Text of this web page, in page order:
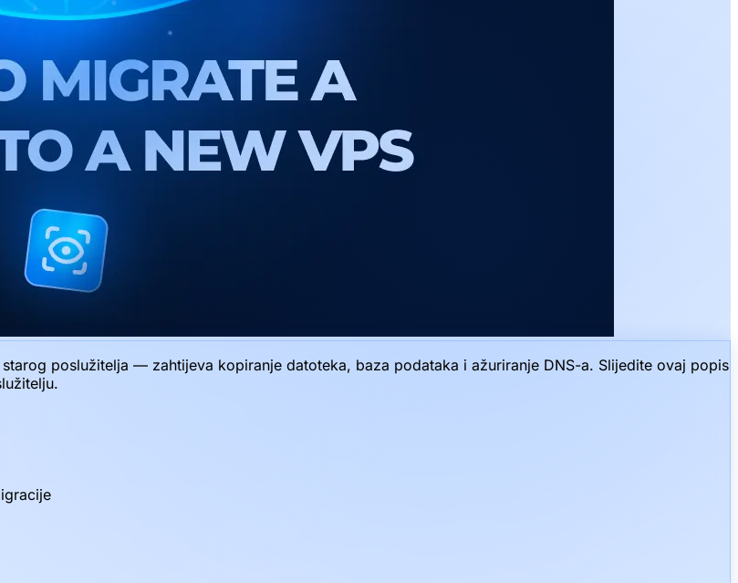
poslužitelja — zahtijeva kopiranje datoteka, baza podataka i ažuriranje DNS-a. Slijedite ovaj popis